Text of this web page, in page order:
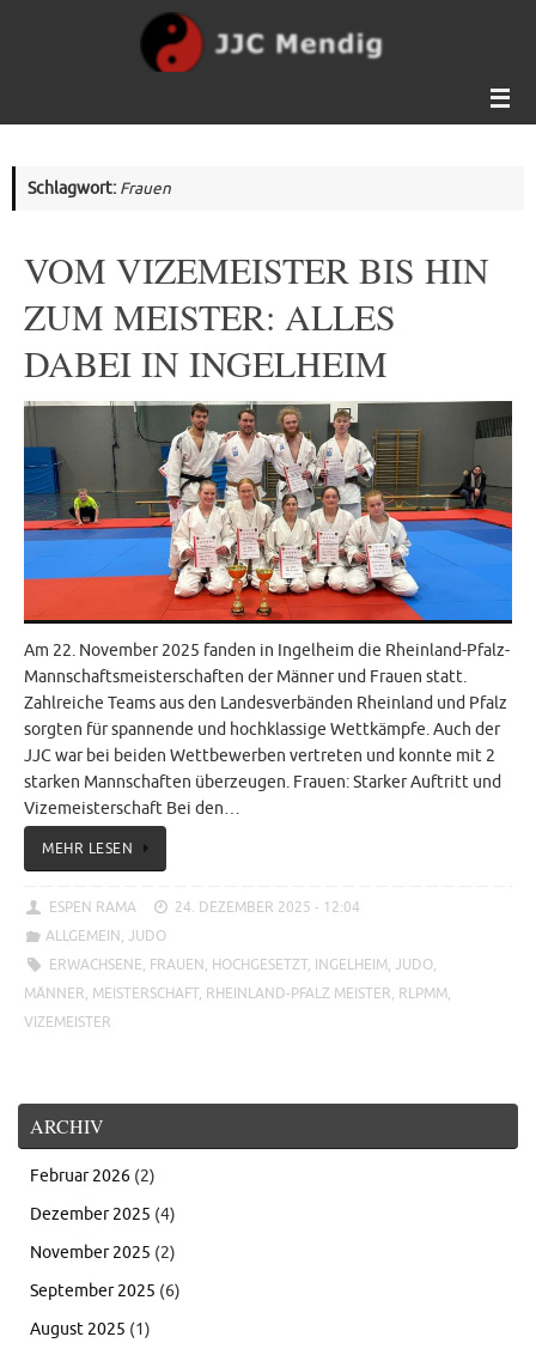
Schlagwort: Frauen
VOM VIZEMEISTER BIS HIN
ZUM MEISTER: ALLES
DABEI IN INGELHEIM
Am 22. November 2025 fanden in Ingelheim die Rheinland-Pfalz-
Mannschaftsmeisterschaften der Männer und Frauen statt.
Zahlreiche Teams aus den Landesverbänden Rheinland und Pfalz
sorgten für spannende und hochklassige Wettkämpfe. Auch der
JJC war bei beiden Wettbewerben vertreten und konnte mit 2
starken Mannschaften überzeugen. Frauen: Starker Auftritt und
Vizemeisterschaft Bei den…
MEHR LESEN
ESPEN RAMA
24. DEZEMBER 2025 - 12:04
ALLGEMEIN, JUDO
ERWACHSENE, FRAUEN, HOCHGESETZT, INGELHEIM, JUDO,
MÄNNER, MEISTERSCHAFT, RHEINLAND-PFALZ MEISTER, RLPMM,
VIZEMEISTER
ARCHIV
Februar 2026 (2)
Dezember 2025 (4)
November 2025 (2)
September 2025 (6)
August 2025 (1)